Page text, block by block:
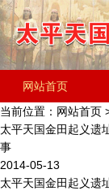
网站首页
历史文化 金
当前位置： 网站首页
太平天国金田起义遗
事
2014-05-13
太平天国金田起义遗